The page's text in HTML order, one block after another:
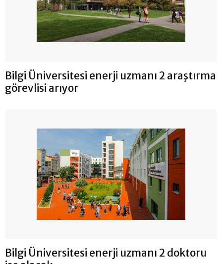
Bilgi Üniversitesi enerji uzmanı 2 araştırma
görevlisi arıyor
Bilgi Üniversitesi enerji uzmanı 2 doktoru